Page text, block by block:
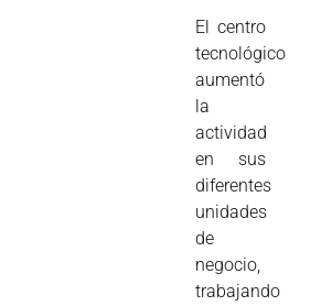
El centro
tecnológico
aumentó
la
actividad
en sus
diferentes
unidades
de
negocio,
trabajando